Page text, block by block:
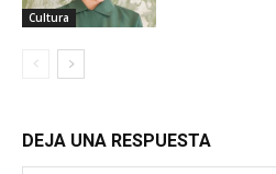
Cultura
DEJA UNA RESPUESTA